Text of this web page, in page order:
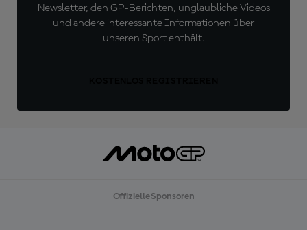
Newsletter, den GP-Berichten, unglaubliche Videos
und andere interessante Informationen über
unseren Sport enthält.
Offizielle Sponsoren